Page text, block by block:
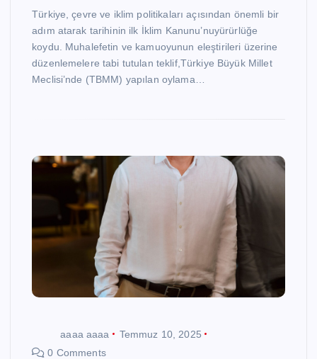
Türkiye, çevre ve iklim politikaları açısından önemli bir
adım atarak tarihinin ilk İklim Kanunu’nuyürürlüğe
koydu. Muhalefetin ve kamuoyunun eleştirileri üzerine
düzenlemelere tabi tutulan teklif,Türkiye Büyük Millet
Meclisi’nde (TBMM) yapılan oylama…
aaaa aaaa
Temmuz 10, 2025
0 Comments